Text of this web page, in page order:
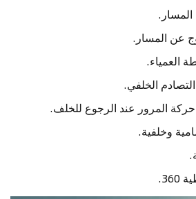
عن المسار.
العمياء.
الخلفي.
المرور عند الرجوع للخلف.
وخلفية.